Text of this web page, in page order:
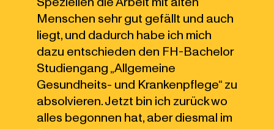
Menschen sehr gut gefällt und auch
liegt, und dadurch habe ich mich
dazu entschieden den FH-Bachelor
Studiengang „Allgemeine
Gesundheits- und Krankenpflege“ zu
absolvieren. Jetzt bin ich zurück wo
alles begonnen hat, aber diesmal im